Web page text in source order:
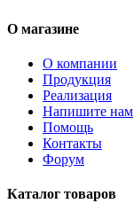
О магазине
О компании
Продукция
Реализация
Напишите нам
Помощь
Контакты
Форум
Каталог товаров